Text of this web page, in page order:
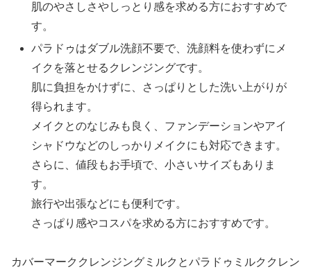
肌のやさしさやしっとり感を求める方におすすめで
す。
パラドゥはダブル洗顔不要で、洗顔料を使わずにメ
イクを落とせるクレンジングです。
肌に負担をかけずに、さっぱりとした洗い上がりが
得られます。
メイクとのなじみも良く、ファンデーションやアイ
シャドウなどのしっかりメイクにも対応できます。
さらに、値段もお手頃で、小さいサイズもありま
す。
旅行や出張などにも便利です。
さっぱり感やコスパを求める方におすすめです。
カバーマーククレンジングミルクとパラドゥミルククレン